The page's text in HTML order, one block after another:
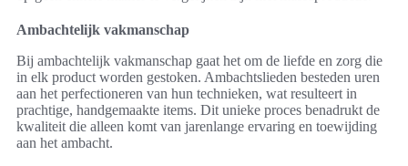
Ambachtelijk vakmanschap
Bij ambachtelijk vakmanschap gaat het om de liefde en zorg die
in elk product worden gestoken. Ambachtslieden besteden uren
aan het perfectioneren van hun technieken, wat resulteert in
prachtige, handgemaakte items. Dit unieke proces benadrukt de
kwaliteit die alleen komt van jarenlange ervaring en toewijding
aan het ambacht.